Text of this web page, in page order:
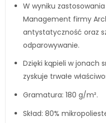
W wyniku
Management firmy
antystatyczność oraz
odparowywanie.
Dzięki kąpieli w jonach
zyskuje trwałe
Gramatura: 180 g/m².
Skład: 80%